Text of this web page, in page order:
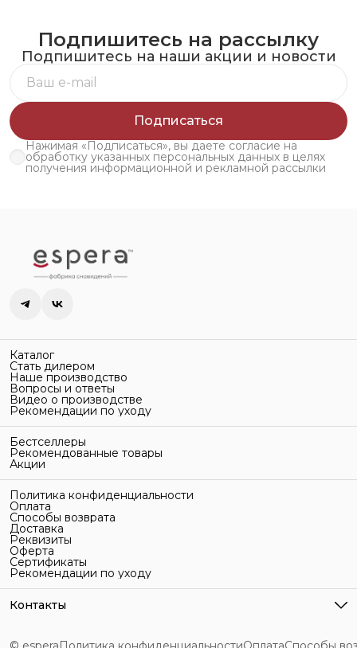
Подпишитесь на рассылку
Подпишитесь на наши акции и новости
Подписаться
Нажимая «Подписаться», вы даете согласие на
обработку указанных персональных данных в целях
получения информационной и рекламной рассылки
Каталог
Стать дилером
Наше производство
Вопросы и ответы
Видео о производстве
Рекомендации по уходу
Бестселлеры
Рекомендованные товары
Акции
Политика конфиденциальности
Оплата
Способы возврата
Доставка
Реквизиты
Оферта
Сертификаты
Рекомендации по уходу
Контакты